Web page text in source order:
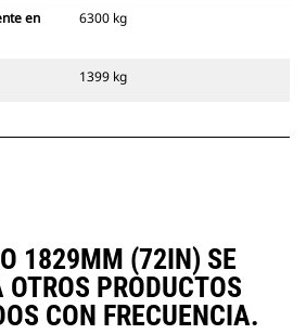
en
6300 kg
1399 kg
1829MM (72IN) SE
PRODUCTOS
CON FRECUENCIA.